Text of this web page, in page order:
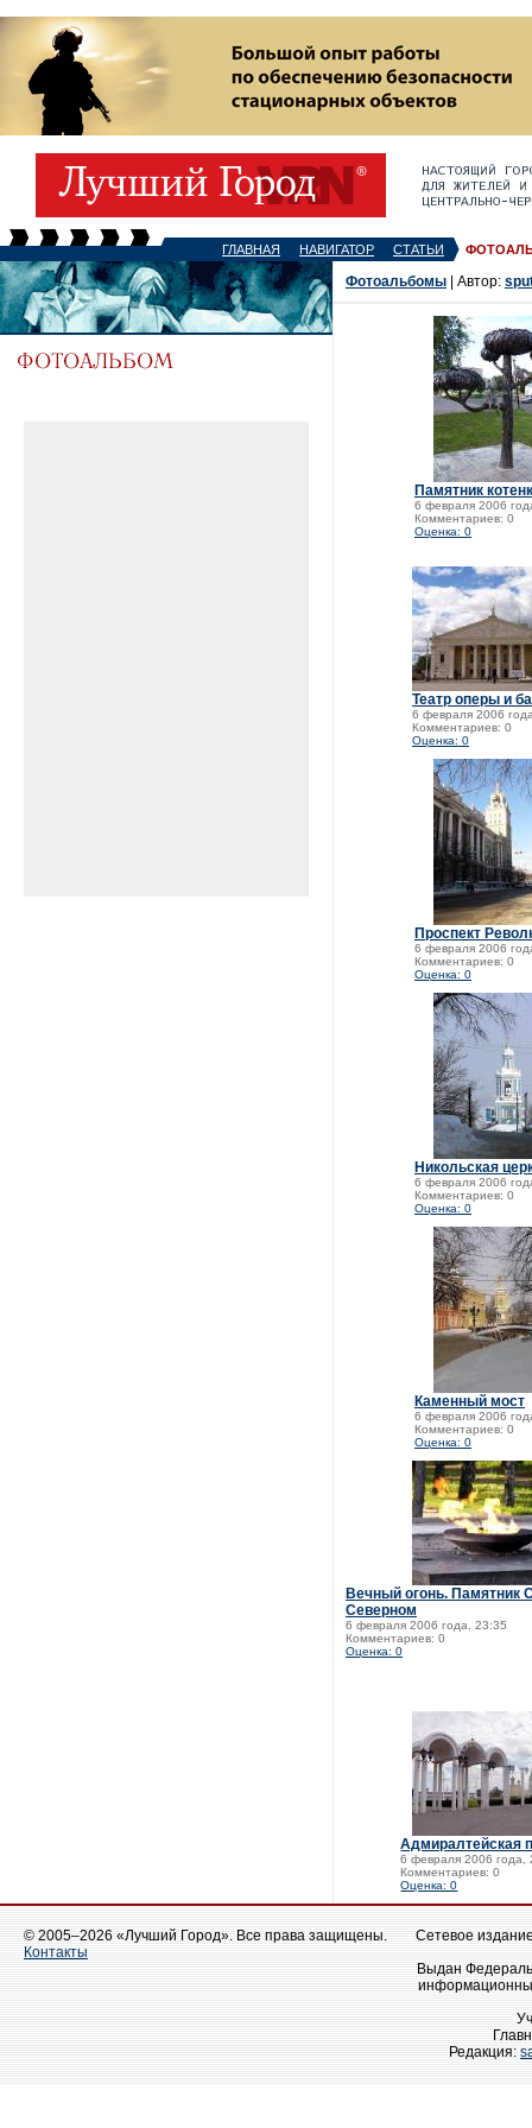
ГЛАВНАЯ НАВИГАТОР СТАТЬИ
Фотоальбомы | Автор:
Памятник
6 февраля 2006
Комментариев: 0
Оценка: 0
Театр оперы и
6 февраля 2006
Комментариев: 0
Оценка: 0
Проспект
6 февраля 2006
Комментариев: 0
Оценка: 0
Никольская
6 февраля 2006
Комментариев: 0
Оценка: 0
Каменный мост
6 февраля 2006
Комментариев: 0
Оценка: 0
Вечный огонь. Памятник
Северном
6 февраля 2006 года, 23:35
Комментариев: 0
Оценка: 0
Адмиралтейская
6 февраля 2006 года,
Комментариев: 0
Оценка: 0
© 2005–2026 «Лучший Город». Все права защищены.
Контакты
Сетевое
Выдан
Редакция: